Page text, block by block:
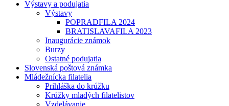
Výstavy a podujatia
Výstavy
POPRADFILA 2024
BRATISLAVAFILA 2023
Inaugurácie známok
Burzy
Ostatné podujatia
Slovenská poštová známka
Mládežnícka filatelia
Prihláška do krúžku
Krúžky mladých filatelistov
Vzdelávanie